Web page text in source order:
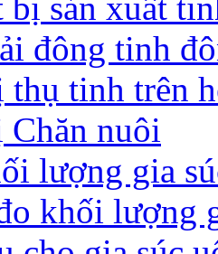
đông tinh
thụ tinh trên
nuôi
lượng gia
khối lượng